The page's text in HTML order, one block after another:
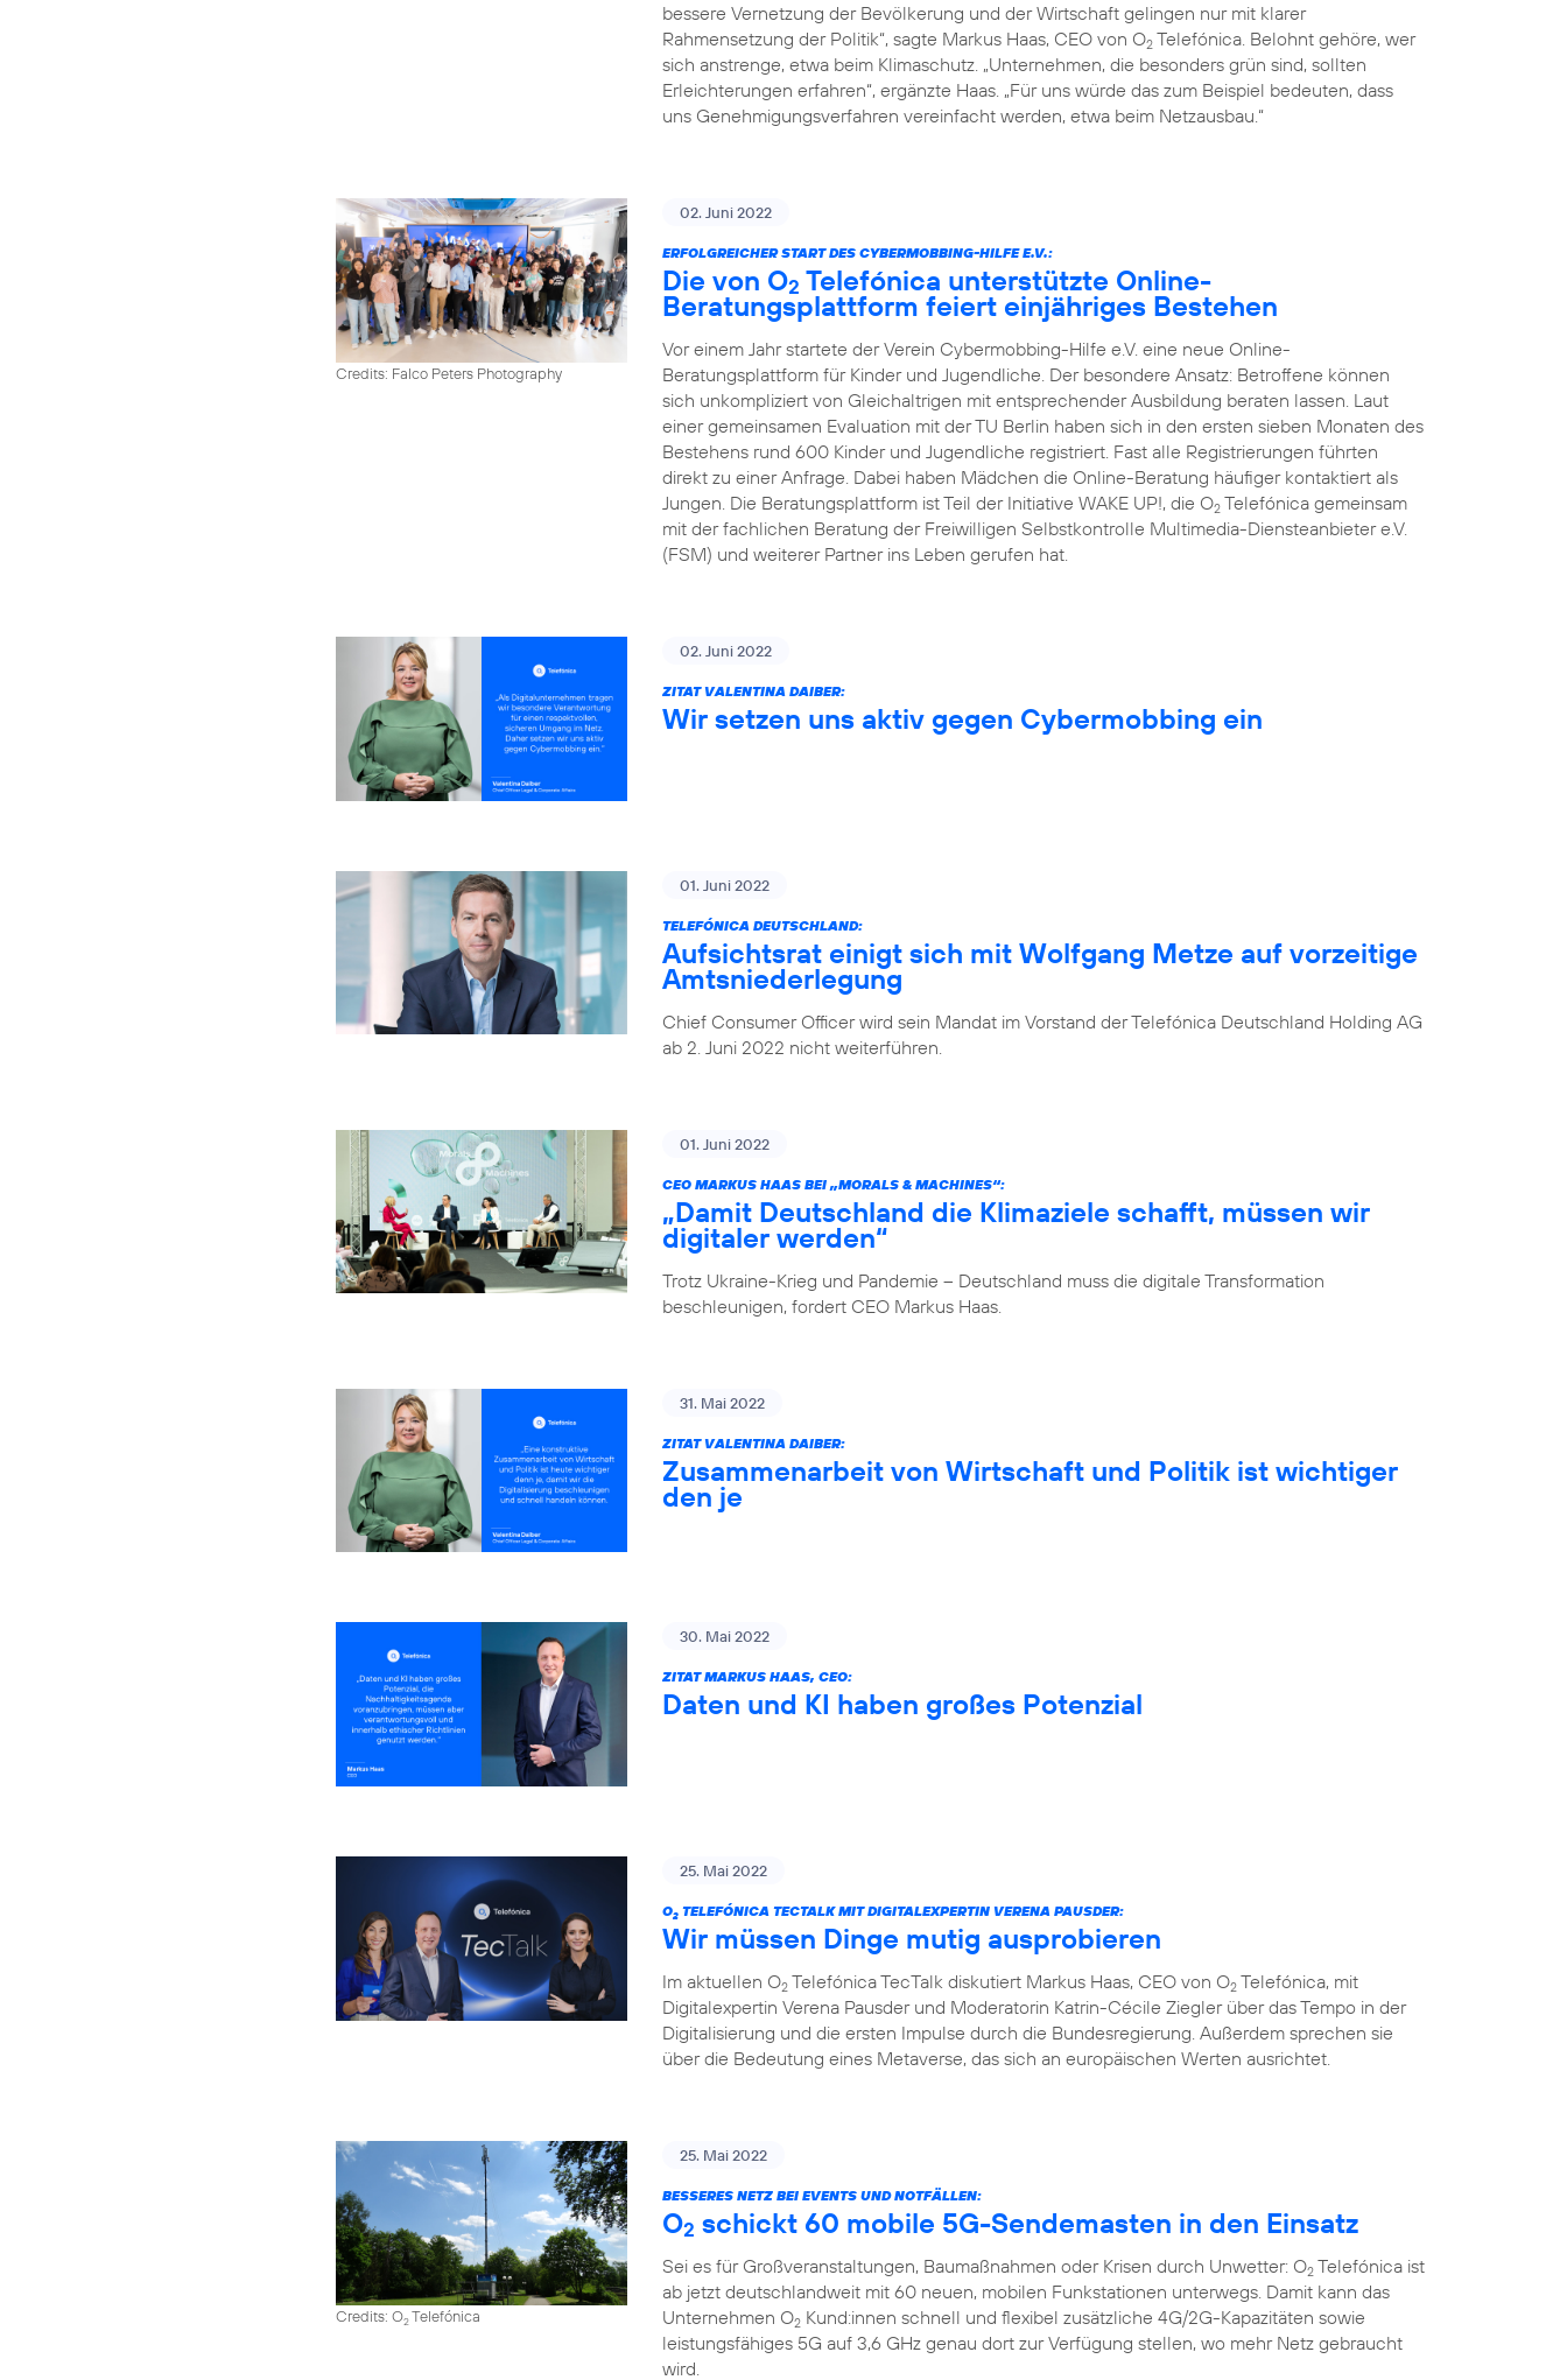
bessere Vernetzung der Bevölkerung und der Wirtschaft gelingen nur mit klarer
Rahmensetzung der Politik“, sagte Markus Haas, CEO von O2 Telefónica. Belohnt gehöre, wer
sich anstrenge, etwa beim Klimaschutz. „Unternehmen, die besonders grün sind, sollten
Erleichterungen erfahren“, ergänzte Haas. „Für uns würde das zum Beispiel bedeuten, dass
uns Genehmigungsverfahren vereinfacht werden, etwa beim Netzausbau.“
Credits: Falco Peters Photography
02. Juni 2022
ERFOLGREICHER START DES CYBERMOBBING-HILFE E.V.:
Die von O2 Telefónica unterstützte Online-
Beratungsplattform feiert einjähriges Bestehen
Vor einem Jahr startete der Verein Cybermobbing-Hilfe e.V. eine neue Online-
Beratungsplattform für Kinder und Jugendliche. Der besondere Ansatz: Betroffene können
sich unkompliziert von Gleichaltrigen mit entsprechender Ausbildung beraten lassen. Laut
einer gemeinsamen Evaluation mit der TU Berlin haben sich in den ersten sieben Monaten des
Bestehens rund 600 Kinder und Jugendliche registriert. Fast alle Registrierungen führten
direkt zu einer Anfrage. Dabei haben Mädchen die Online-Beratung häufiger kontaktiert als
Jungen. Die Beratungsplattform ist Teil der Initiative WAKE UP!, die O2 Telefónica gemeinsam
mit der fachlichen Beratung der Freiwilligen Selbstkontrolle Multimedia-Diensteanbieter e.V.
(FSM) und weiterer Partner ins Leben gerufen hat.
02. Juni 2022
ZITAT VALENTINA DAIBER:
Wir setzen uns aktiv gegen Cybermobbing ein
01. Juni 2022
TELEFÓNICA DEUTSCHLAND:
Aufsichtsrat einigt sich mit Wolfgang Metze auf vorzeitige
Amtsniederlegung
Chief Consumer Officer wird sein Mandat im Vorstand der Telefónica Deutschland Holding AG
ab 2. Juni 2022 nicht weiterführen.
01. Juni 2022
CEO MARKUS HAAS BEI „MORALS & MACHINES“:
„Damit Deutschland die Klimaziele schafft, müssen wir
digitaler werden“
Trotz Ukraine-Krieg und Pandemie – Deutschland muss die digitale Transformation
beschleunigen, fordert CEO Markus Haas.
31. Mai 2022
ZITAT VALENTINA DAIBER:
Zusammenarbeit von Wirtschaft und Politik ist wichtiger
den je
30. Mai 2022
ZITAT MARKUS HAAS, CEO:
Daten und KI haben großes Potenzial
25. Mai 2022
O2 TELEFÓNICA TECTALK MIT DIGITALEXPERTIN VERENA PAUSDER:
Wir müssen Dinge mutig ausprobieren
Im aktuellen O2 Telefónica TecTalk diskutiert Markus Haas, CEO von O2 Telefónica, mit
Digitalexpertin Verena Pausder und Moderatorin Katrin-Cécile Ziegler über das Tempo in der
Digitalisierung und die ersten Impulse durch die Bundesregierung. Außerdem sprechen sie
über die Bedeutung eines Metaverse, das sich an europäischen Werten ausrichtet.
Credits: O2Telefónica
25. Mai 2022
BESSERES NETZ BEI EVENTS UND NOTFÄLLEN:
O2 schickt 60 mobile 5G-Sendemasten in den Einsatz
Sei es für Großveranstaltungen, Baumaßnahmen oder Krisen durch Unwetter: O2 Telefónica ist
ab jetzt deutschlandweit mit 60 neuen, mobilen Funkstationen unterwegs. Damit kann das
Unternehmen O2 Kund:innen schnell und flexibel zusätzliche 4G/2G-Kapazitäten sowie
leistungsfähiges 5G auf 3,6 GHz genau dort zur Verfügung stellen, wo mehr Netz gebraucht
wird.